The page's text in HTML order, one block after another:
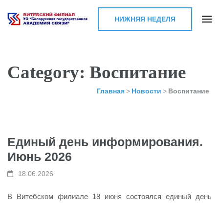
Витебский филиал УО
государственная
академия связи"
НИЖНЯЯ НЕДЕЛЯ
Category: Воспитание
Главная> Новости > Воспитание
Единый день информирования.
Июнь 2026
18.06.2026
В Витебском филиале 18 июня состоялся единый день